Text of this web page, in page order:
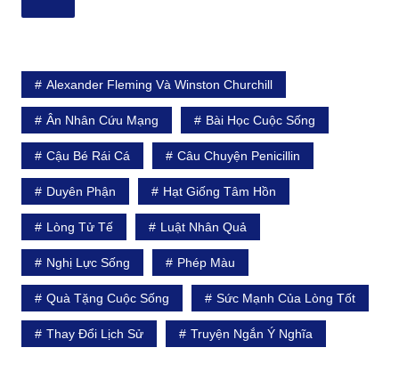
Alexander Fleming Và Winston Churchill
Ân Nhân Cứu Mạng Bài Học Cuộc Sống
Cậu Bé Rái Cá Câu Chuyện Penicillin
Duyên Phận Hạt Giống Tâm Hồn
Lòng Tử Tế Luật Nhân Quả
Nghị Lực Sống Phép Màu
Quà Tặng Cuộc Sống Sức Mạnh Của Lòng Tốt
Thay Đổi Lịch Sử Truyện Ngắn Ý Nghĩa